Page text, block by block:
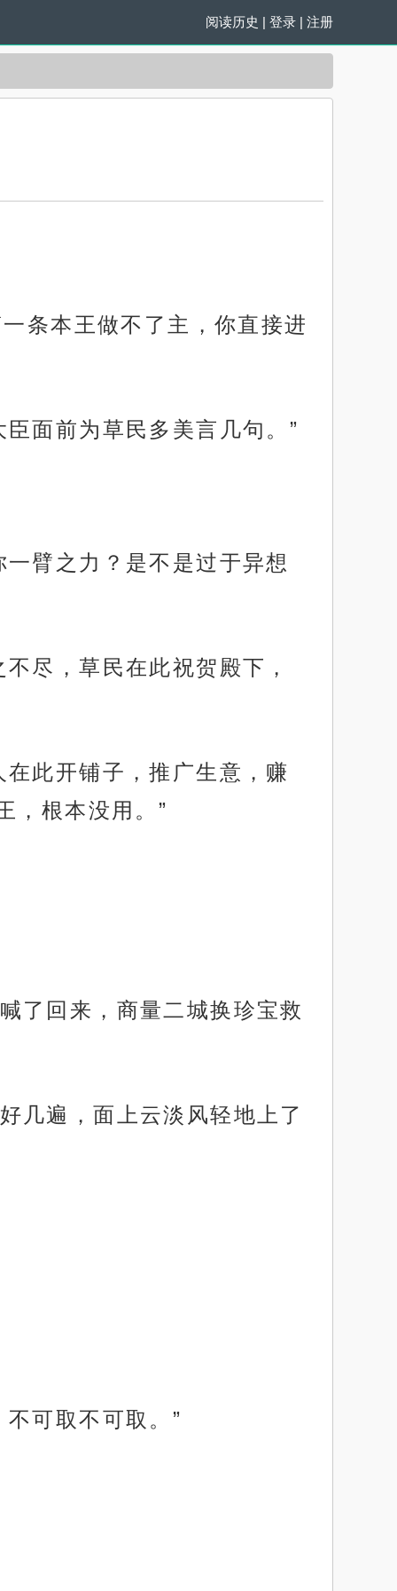
阅读历史 | 登录 | 注册
条本王做不了主，你直接进
面前为草民多美言几句。”
臂之力？是不是过于异想
尽，草民在此祝贺殿下，
此开铺子，推广生意，赚
，根本没用。”
了回来，商量二城换珍宝救
几遍，面上云淡风轻地上了
可取不可取。”